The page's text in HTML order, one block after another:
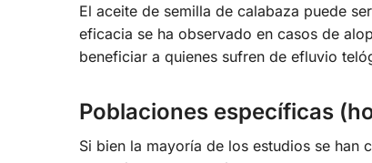
El aceite de semilla de calabaza puede
eficacia se ha observado en casos de
beneficiar a quienes sufren de efluvio
Poblaciones específicas
Si bien la mayoría de los estudios se han